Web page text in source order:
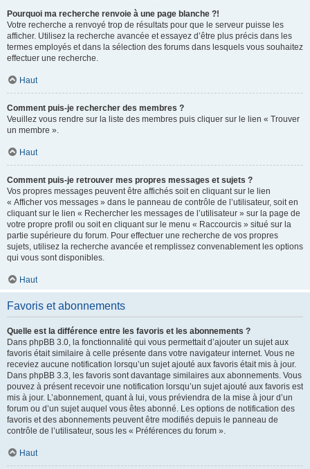
Pourquoi ma recherche renvoie à une page blanche ?!
Votre recherche a renvoyé trop de résultats pour que le serveur puisse les
afficher. Utilisez la recherche avancée et essayez d’être plus précis dans les
termes employés et dans la sélection des forums dans lesquels vous souhaitez
effectuer une recherche.
Haut
Comment puis-je rechercher des membres ?
Veuillez vous rendre sur la liste des membres puis cliquer sur le lien « Trouver
un membre ».
Haut
Comment puis-je retrouver mes propres messages et sujets ?
Vos propres messages peuvent être affichés soit en cliquant sur le lien
« Afficher vos messages » dans le panneau de contrôle de l’utilisateur, soit en
cliquant sur le lien « Rechercher les messages de l’utilisateur » sur la page de
votre propre profil ou soit en cliquant sur le menu « Raccourcis » situé sur la
partie supérieure du forum. Pour effectuer une recherche de vos propres
sujets, utilisez la recherche avancée et remplissez convenablement les options
qui vous sont disponibles.
Haut
Favoris et abonnements
Quelle est la différence entre les favoris et les abonnements ?
Dans phpBB 3.0, la fonctionnalité qui vous permettait d’ajouter un sujet aux
favoris était similaire à celle présente dans votre navigateur internet. Vous ne
receviez aucune notification lorsqu’un sujet ajouté aux favoris était mis à jour.
Dans phpBB 3.3, les favoris sont davantage similaires aux abonnements. Vous
pouvez à présent recevoir une notification lorsqu’un sujet ajouté aux favoris est
mis à jour. L’abonnement, quant à lui, vous préviendra de la mise à jour d’un
forum ou d’un sujet auquel vous êtes abonné. Les options de notification des
favoris et des abonnements peuvent être modifiés depuis le panneau de
contrôle de l’utilisateur, sous les « Préférences du forum ».
Haut